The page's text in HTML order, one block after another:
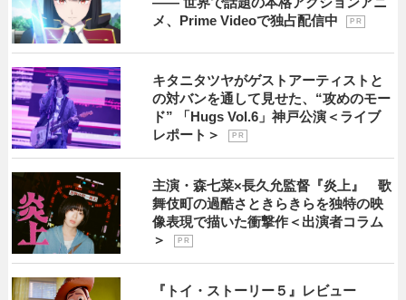
メ、Prime Videoで独占配信中
P R
キタニタツヤがゲストアーティストと
の対バンを通して見せた、“攻めのモー
ド” 「Hugs Vol.6」神戸公演＜ライブ
レポート＞
P R
主演・森七菜×長久允監督『炎上』 歌
舞伎町の過酷さときらきらを独特の映
像表現で描いた衝撃作＜出演者コラム
＞
P R
『トイ・ストーリー５』レビュー